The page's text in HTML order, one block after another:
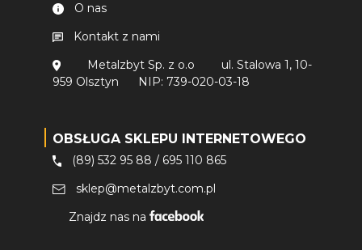
O nas
Kontakt z nami
Metalzbyt Sp. z o.o
ul. Stalowa 1, 10-
959 Olsztyn
NIP: 739-020-03-18
OBSŁUGA SKLEPU INTERNETOWEGO
(89) 532 95 88 / 695 110 865
sklep@metalzbyt.com.pl
Znajdz nas na